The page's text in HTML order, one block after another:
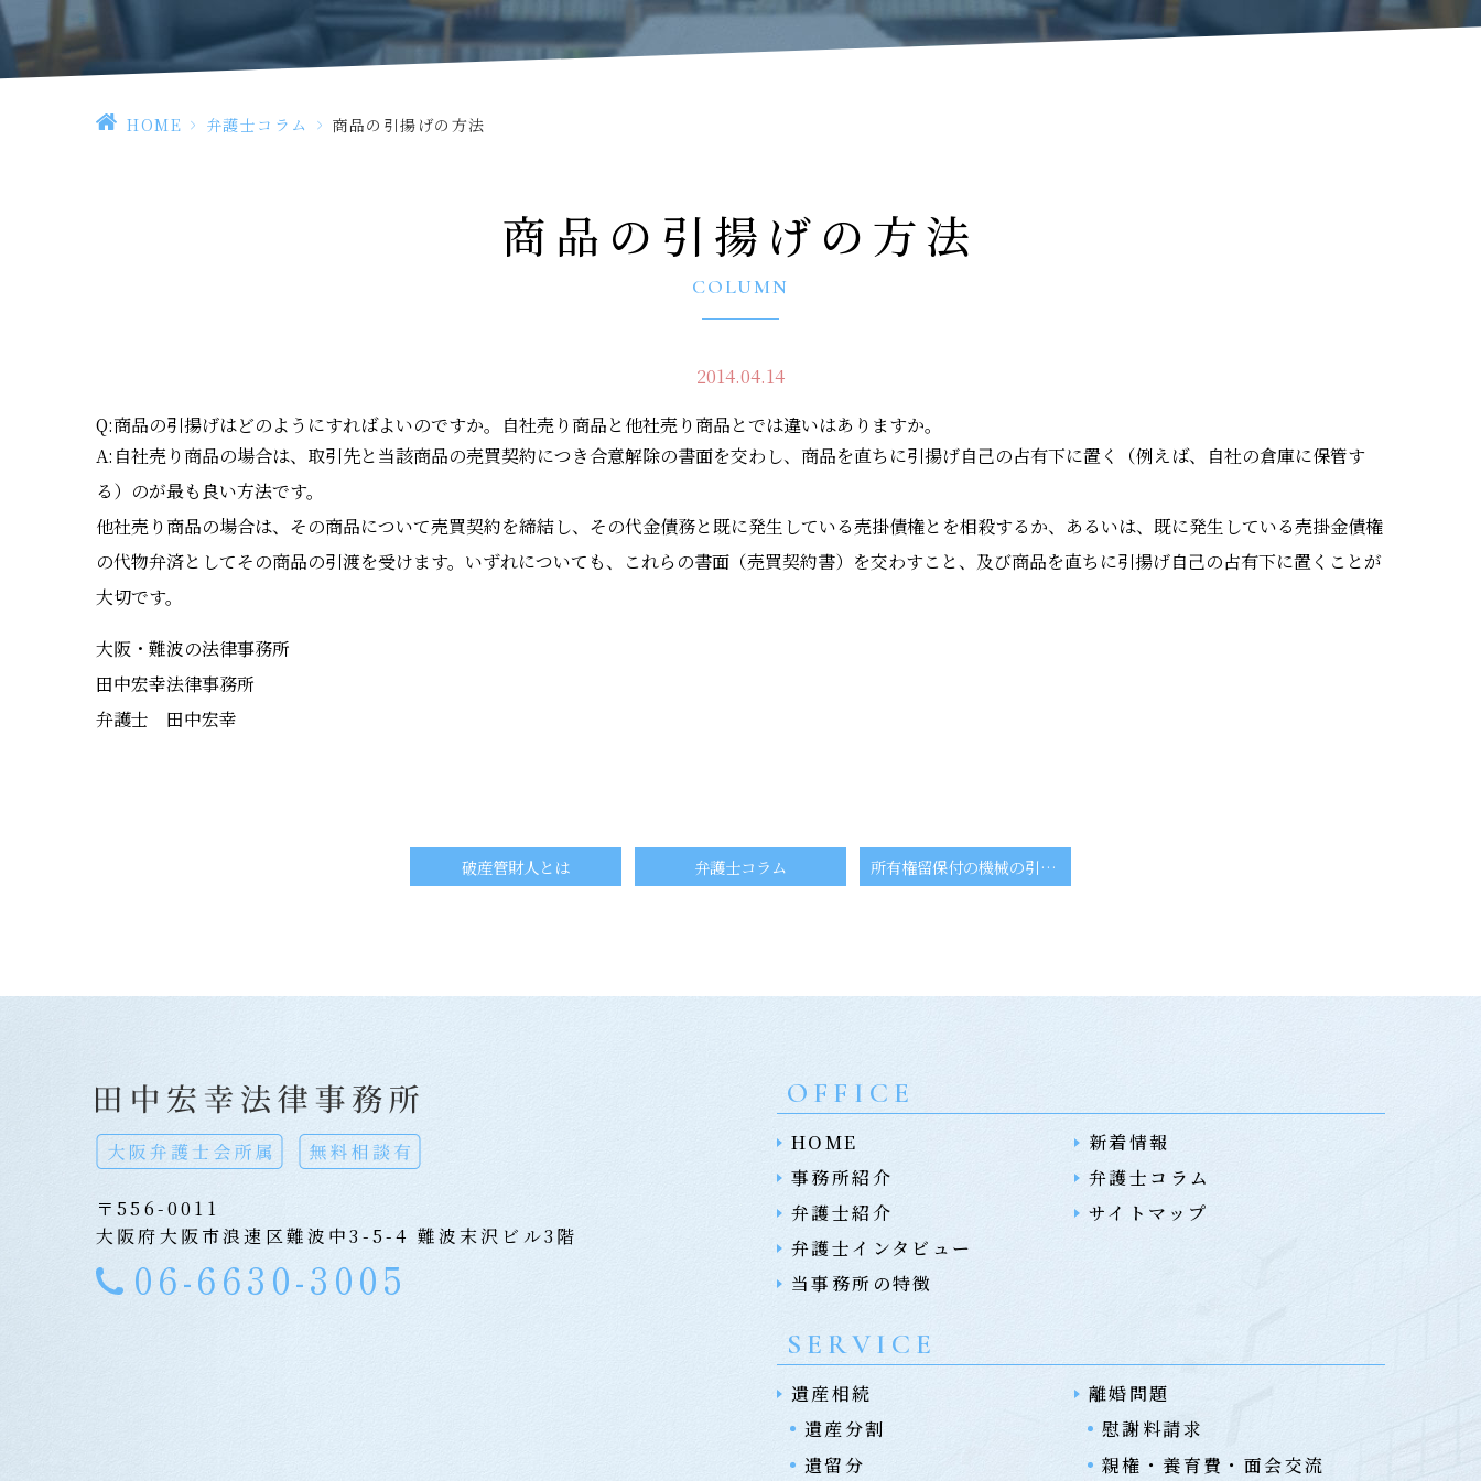
HOME > 弁護士コラム > 商品の引揚げの方法
商品の引揚げの方法
COLUMN
2014.04.14
Q:商品の引揚げはどのようにすればよいのですか。自社売り商品と他社売り商品とでは違いはありますか。
A:自社売り商品の場合は、取引先と当該商品の売買契約につき合意解除の書面を交わし、商品を直ちに引揚げ自己の占有下に置く（例えば、自社の倉庫に保管す
る）のが最も良い方法です。
他社売り商品の場合は、その商品について売買契約を締結し、その代金債務と既に発生している売掛債権とを相殺するか、あるいは、既に発生している売掛金債権
の代物弁済としてその商品の引渡を受けます。いずれについても、これらの書面（売買契約書）を交わすこと、及び商品を直ちに引揚げ自己の占有下に置くことが
大切です。
大阪・難波の法律事務所
田中宏幸法律事務所
弁護士 田中宏幸
破産管財人とは 弁護士コラム 所有権留保付の機械の引揚げ方法
〒556-0011
大阪府大阪市浪速区難波中3-5-4 難波末沢ビル3階
06-6630-3005
OFFICE
HOME
事務所紹介
弁護士紹介
弁護士インタビュー
当事務所の特徴
新着情報
弁護士コラム
サイトマップ
SERVICE
遺産相続
遺産分割
遺留分
離婚問題
慰謝料請求
親権・養育費・面会交流